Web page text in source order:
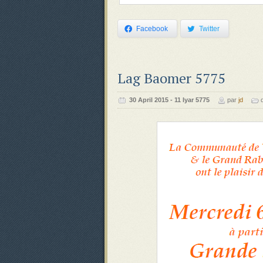
Facebook Twitter
Lag Baomer 5775
‍‍30 April 2015 - 11 Iyar 5775 par jd